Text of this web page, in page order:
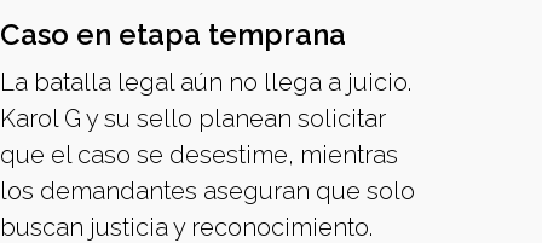
Caso en etapa temprana
La batalla legal aún no llega a juicio.
Karol G y su sello planean solicitar
que el caso se desestime, mientras
los demandantes aseguran que solo
buscan justicia y reconocimiento.